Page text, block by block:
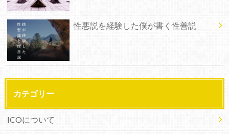
性悪説を経験した僕が書く性善説
カテゴリー
ICOについて